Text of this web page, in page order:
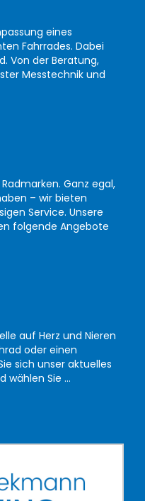
eines
Fahrrades. Dabei
Von der Beratung,
Messtechnik und
Ganz egal,
– wir bieten
Service. Unsere
folgende Angebote
auf Herz und Nieren
oder einen
sich unser aktuelles
Sie ...